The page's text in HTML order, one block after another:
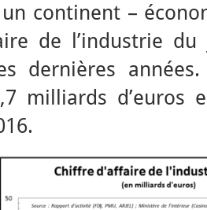
continent –
de l’industrie
dernières
milliards d’euros